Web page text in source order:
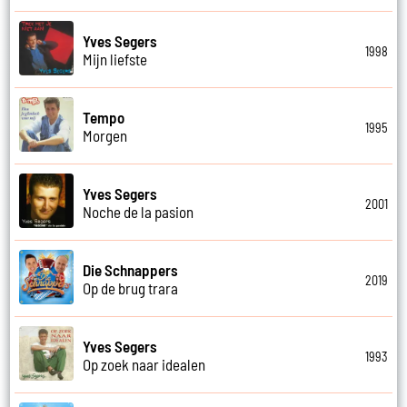
Yves Segers
Mijn liefste
1998
Tempo
Morgen
1995
Yves Segers
Noche de la pasion
2001
Die Schnappers
Op de brug trara
2019
Yves Segers
Op zoek naar idealen
1993